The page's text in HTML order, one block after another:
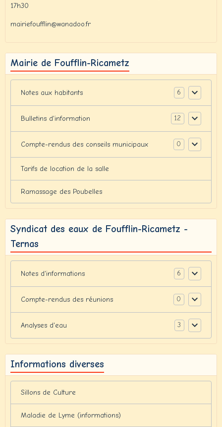
17h30
mairiefoufflin@wanadoo.fr
Mairie de Foufflin-Ricametz
Notes aux habitants 6
Bulletins d'information 12
Compte-rendus des conseils municipaux 0
Tarifs de location de la salle
Ramassage des Poubelles
Syndicat des eaux de Foufflin-Ricametz -
Ternas
Notes d'informations 6
Compte-rendus des réunions 0
Analyses d'eau 3
Informations diverses
Sillons de Culture
Maladie de Lyme (informations)